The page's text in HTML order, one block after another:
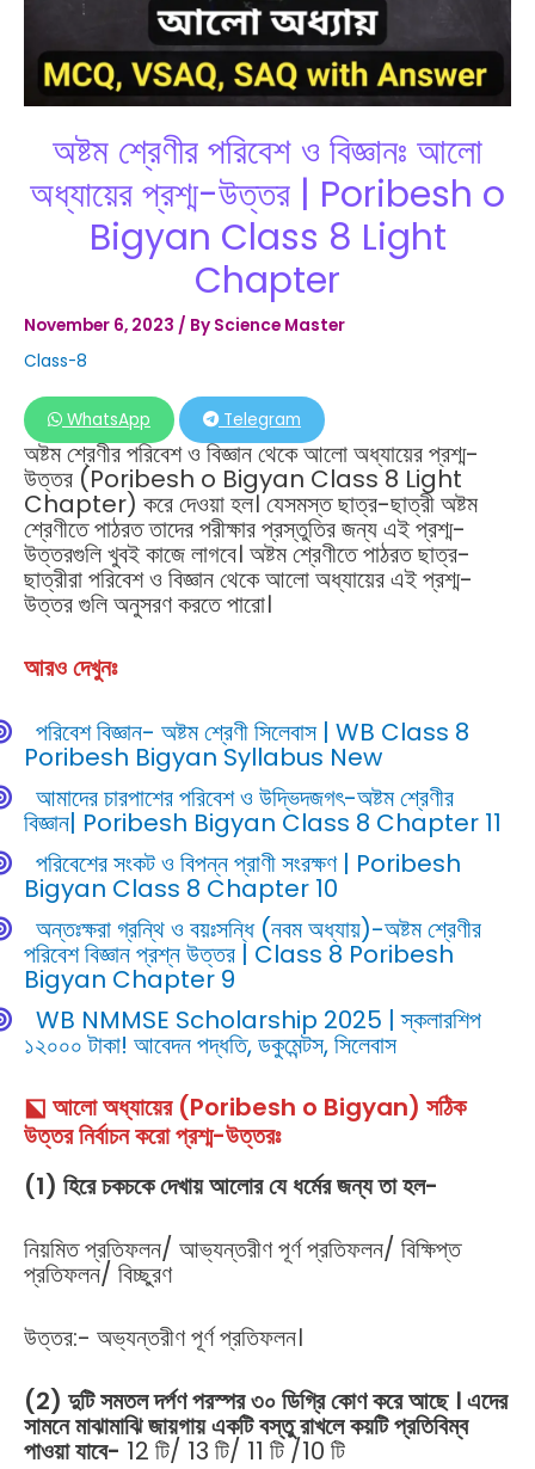
অষ্টম শ্রেণীর পরিবেশ ও বিজ্ঞানঃ আলো
অধ্যায়ের প্রশ্ম-উত্তর | Poribesh o
Bigyan Class 8 Light
Chapter
November 6, 2023 / By Science Master
Class-8
WhatsApp Telegram
অষ্টম শ্রেণীর পরিবেশ ও বিজ্ঞান থেকে আলো অধ্যায়ের প্রশ্ম-
উত্তর (Poribesh o Bigyan Class 8 Light
Chapter) করে দেওয়া হল। যেসমস্ত ছাত্র-ছাত্রী অষ্টম
শ্রেণীতে পাঠরত তাদের পরীক্ষার প্রস্তুতির জন্য এই প্রশ্ম-
উত্তরগুলি খুবই কাজে লাগবে। অষ্টম শ্রেণীতে পাঠরত ছাত্র-
ছাত্রীরা পরিবেশ ও বিজ্ঞান থেকে আলো অধ্যায়ের এই প্রশ্ম-
উত্তর গুলি অনুসরণ করতে পারো।
আরও দেখুনঃ
পরিবেশ বিজ্ঞান- অষ্টম শ্রেণী সিলেবাস | WB Class 8
Poribesh Bigyan Syllabus New
আমাদের চারপাশের পরিবেশ ও উদ্ভিদজগৎ-অষ্টম শ্রেণীর
বিজ্ঞান| Poribesh Bigyan Class 8 Chapter 11
পরিবেশের সংকট ও বিপন্ন প্রাণী সংরক্ষণ | Poribesh
Bigyan Class 8 Chapter 10
অন্তঃক্ষরা গ্রন্থি ও বয়ঃসন্ধি (নবম অধ্যায়)-অষ্টম শ্রেণীর
পরিবেশ বিজ্ঞান প্রশ্ন উত্তর | Class 8 Poribesh
Bigyan Chapter 9
WB NMMSE Scholarship 2025 | স্কলারশিপ
১২০০০ টাকা! আবেদন পদ্ধতি, ডকুমেন্টস, সিলেবাস
⬕ আলো অধ্যায়ের (Poribesh o Bigyan) সঠিক
উত্তর নির্বাচন করো প্রশ্ম-উত্তরঃ
(1) হিরে চকচকে দেখায় আলোর যে ধর্মের জন্য তা হল-
নিয়মিত প্রতিফলন/ আভ্যন্তরীণ পূর্ণ প্রতিফলন/ বিক্ষিপ্ত
প্রতিফলন/ বিচ্ছুরণ
উত্তর:- অভ্যন্তরীণ পূর্ণ প্রতিফলন।
(2) দুটি সমতল দর্পণ পরস্পর ৩০ ডিগ্রি কোণ করে আছে । এদের
সামনে মাঝামাঝি জায়গায় একটি বস্তু রাখলে কয়টি প্রতিবিম্ব
পাওয়া যাবে- 12 টি/ 13 টি/ 11 টি /10 টি